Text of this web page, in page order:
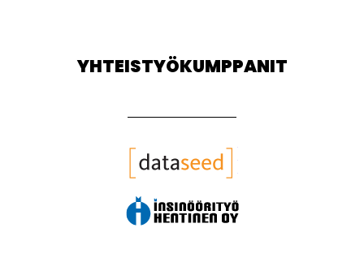
YHTEISTYÖKUMPPANIT